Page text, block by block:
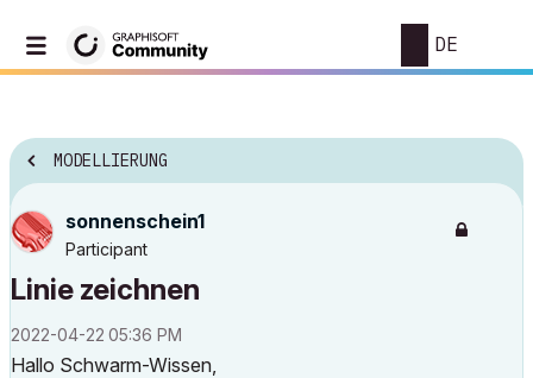
DE
MODELLIERUNG
sonnenschein1
Participant
Linie zeichnen
‎2022-04-22 05:36 PM
Hallo Schwarm-Wissen,